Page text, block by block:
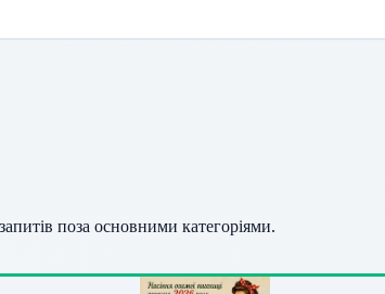
поза основними категоріями.